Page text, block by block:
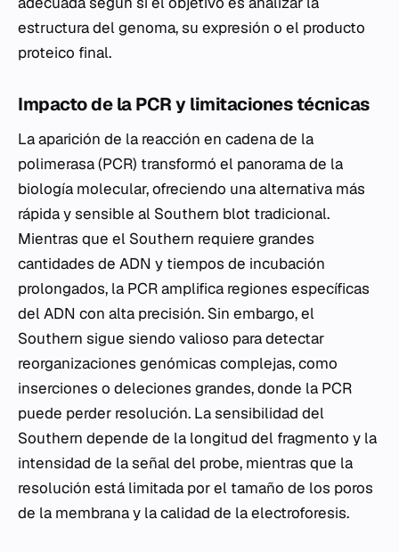
estructura del genoma, su expresión o el producto
proteico final.
Impacto de la PCR y limitaciones técnicas
La aparición de la reacción en cadena de la
polimerasa (PCR) transformó el panorama de la
biología molecular, ofreciendo una alternativa más
rápida y sensible al Southern blot tradicional.
Mientras que el Southern requiere grandes
cantidades de ADN y tiempos de incubación
prolongados, la PCR amplifica regiones específicas
del ADN con alta precisión. Sin embargo, el
Southern sigue siendo valioso para detectar
reorganizaciones genómicas complejas, como
inserciones o deleciones grandes, donde la PCR
puede perder resolución. La sensibilidad del
Southern depende de la longitud del fragmento y la
intensidad de la señal del probe, mientras que la
resolución está limitada por el tamaño de los poros
de la membrana y la calidad de la electroforesis.